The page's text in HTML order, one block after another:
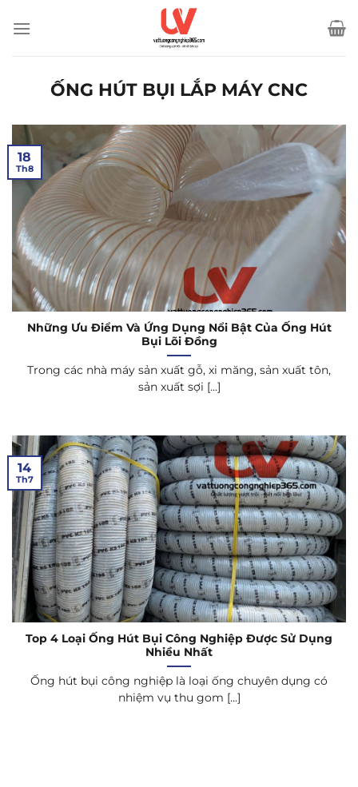
qua
ỐNG HÚT BỤI LẮP MÁY CNC
Những Ưu Điểm Và Ứng Dụng Nổi Bật Của Ống Hút
Bụi Lõi Đồng
Trong các nhà máy sản xuất gỗ, xi măng, sản xuất tôn,
sản xuất sợi [...]
18
Th8
Top 4 Loại Ống Hút Bụi Công Nghiệp Được Sử Dụng
Nhiều Nhất
Ống hút bụi công nghiệp là loại ống chuyên dụng có
nhiệm vụ thu gom [...]
14
Th7